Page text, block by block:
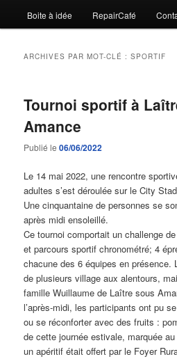
Boite à idée RepairCafé
ARCHIVES PAR MOT-CLÉ :SPORTIF
Tournoi sportif à
Amance
Publié le06/06/2022
Le 14 mai 2022, une rencontre
adultes s’est déroulée sur le City
Une cinquantaine de personnes se
après midi ensoleillé.
Ce tournoi comportait un challenge
et parcours sportif chronométré; 4
chacune des 6 équipes en présence.
de plusieurs village aux alentours,
famille Wuillaume de Laître sous
l’après-midi, les participants ont pu
ou se réconforter avec des fruits :
de cette journée estivale, marquée
un apéritif était offert par le Foyer